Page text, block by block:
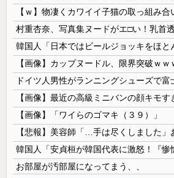
【ｗ】物凄くカワイイ子猫の取っ組み合
【画像】カップヌードル、限界突破ｗｗ
【画像】最近の高級ミニバンの顔キモす
【画像】「ワイらのゴマキ（３９）」
【悲報】美容師「…手は尽くしました
お部屋が汚部屋になってまう、、